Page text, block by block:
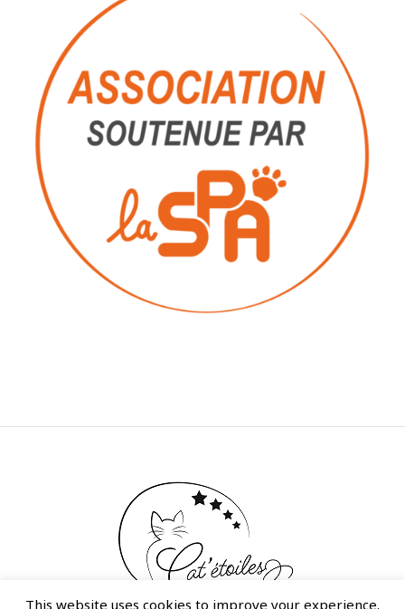
This website uses cookies to improve your experience.